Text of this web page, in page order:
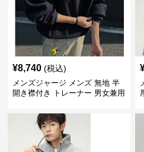
¥8,740 (税込)
メンズジャージ メンズ 無地 半
開き襟付き トレーナー 男女兼用